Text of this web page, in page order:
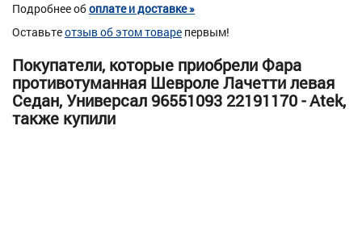
Подробнее обоплате и доставке »
Оставьтеотзыв об этом товаре первым!
Покупатели, которые приобрели Фара
противотуманная Шевроле Лачетти левая
Седан, Универсал 96551093 22191170 - Atek,
также купили